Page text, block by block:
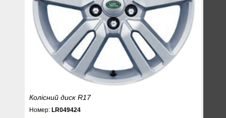
Колісний диск R17
Номер: LR049424